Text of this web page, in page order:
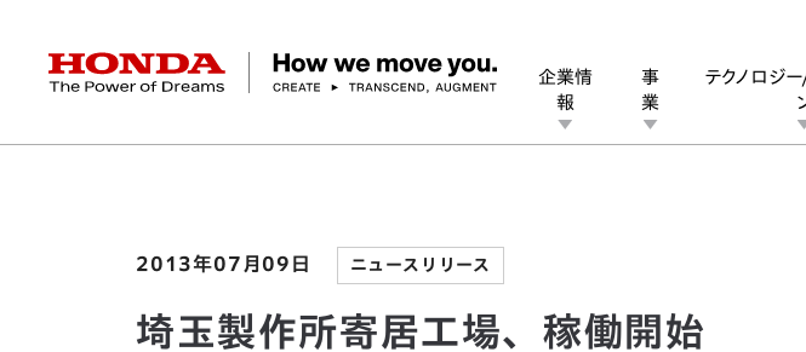
HONDA The Power of Dreams
企業情
報
社長メッセージ 経営方針 会社概要 ヒストリー
事
業
バイク パワープロダクツ マリン その他事業
テクノロジ
テクノロジー デザイン オープンイノベーション
ESGレポート Honda Report 環境 社会 ガバナンス
IR資料室 財務・業績情報 株式・債券情報
ニュースルーム
Discover Honda
埼玉製作所寄居工場、稼働開始
2013年07月09日 ニュースリリース
埼玉製作所寄居工場、稼働開始